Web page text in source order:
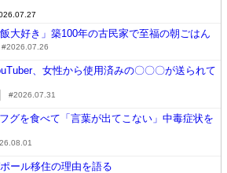
大好き」築100年の古民家で至福の朝ごはん
2026.07.26
、女性から使用済みの〇〇〇が送られて
2026.07.31
グを食べて「言葉が出てこない」中毒症状を
ール移住の理由を語る